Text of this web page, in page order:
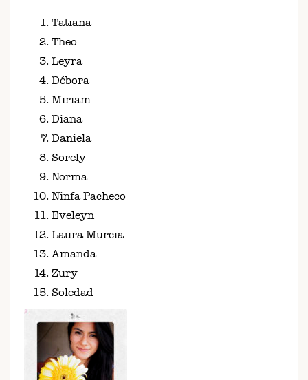
Tatiana
Theo
Leyra
Débora
Miriam
Diana
Daniela
Sorely
Norma
Ninfa Pacheco
Eveleyn
Laura Murcia
Amanda
Zury
Soledad